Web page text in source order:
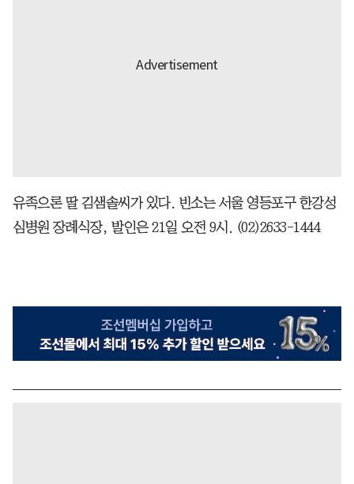
유족으론 딸 김샘솔씨가 있다. 빈소는 서울 영등포구 한강성
심병원 장례식장, 발인은 21일 오전 9시. (02)2633-1444